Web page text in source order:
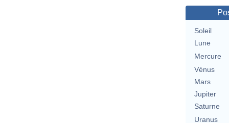
Soleil
Lune
Mercure
Vénus
Mars
Jupiter
Saturne
Uranus